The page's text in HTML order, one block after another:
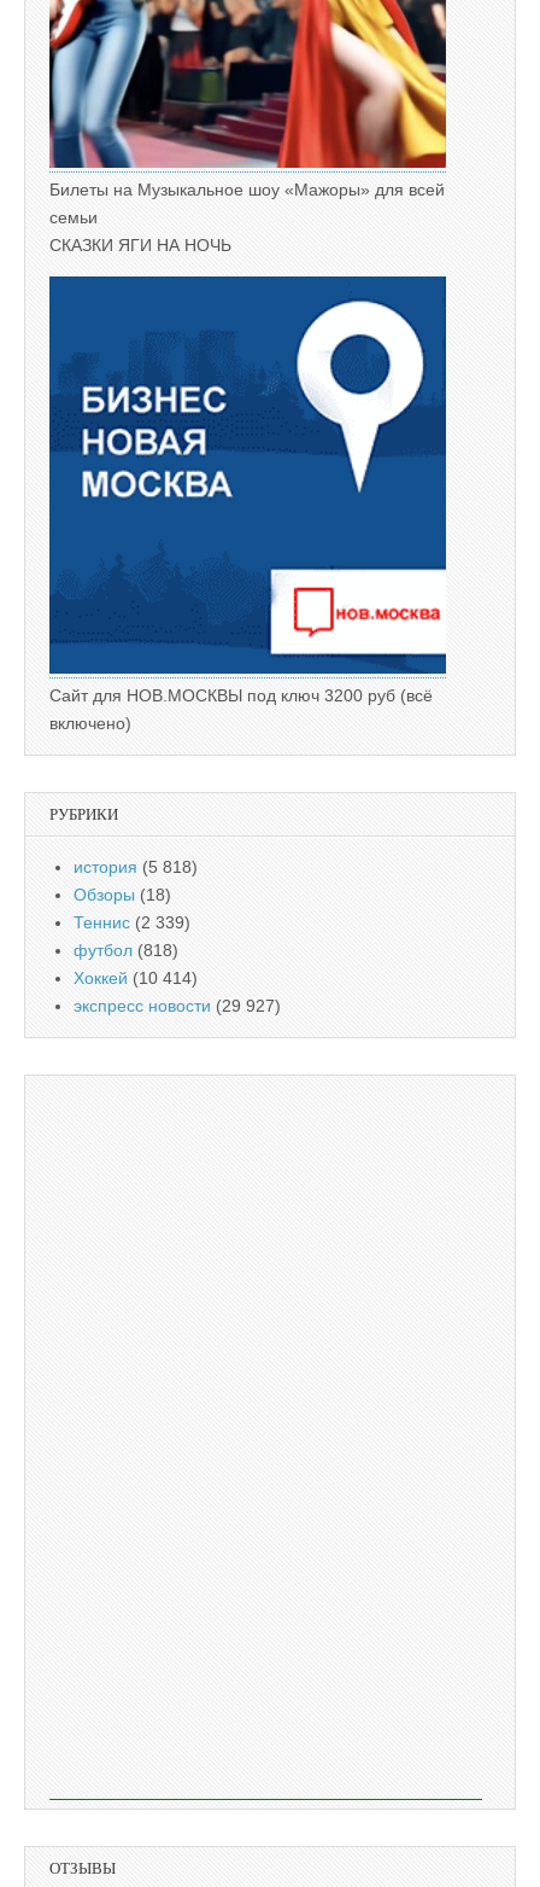
Билеты на Музыкальное шоу «Мажоры» для всей
семьи
СКАЗКИ ЯГИ НА НОЧЬ
Сайт для НОВ.МОСКВЫ под ключ 3200 руб (всё
включено)
РУБРИКИ
история (5 818)
Обзоры (18)
Теннис (2 339)
футбол (818)
Хоккей (10 414)
экспресс новости (29 927)
ОТЗЫВЫ